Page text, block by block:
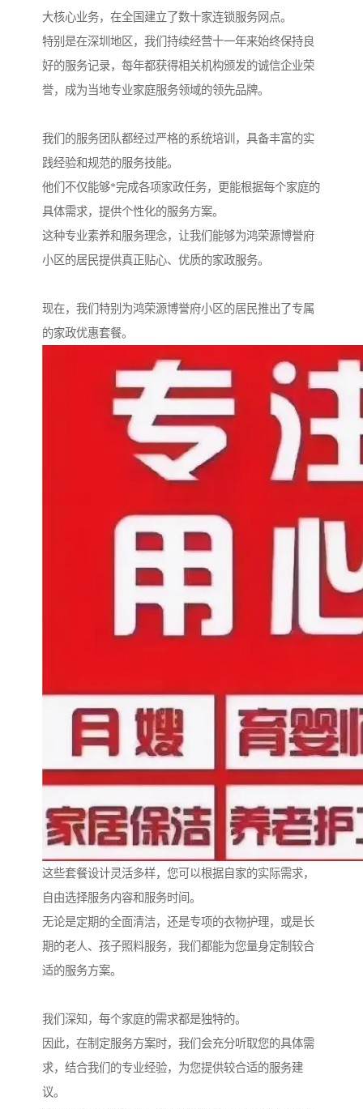
大核心业务，在全国建立了数十家连锁服务网点。
特别是在深圳地区，我们持续经营十一年来始终保持良
好的服务记录，每年都获得相关机构颁发的诚信企业荣
誉，成为当地专业家庭服务领域的领先品牌。
我们的服务团队都经过严格的系统培训，具备丰富的实
践经验和规范的服务技能。
他们不仅能够*完成各项家政任务，更能根据每个家庭的
具体需求，提供个性化的服务方案。
这种专业素养和服务理念，让我们能够为鸿荣源博誉府
小区的居民提供真正贴心、优质的家政服务。
现在，我们特别为鸿荣源博誉府小区的居民推出了专属
的家政优惠套餐。
这些套餐设计灵活多样，您可以根据自家的实际需求，
自由选择服务内容和服务时间。
无论是定期的全面清洁，还是专项的衣物护理，或是长
期的老人、孩子照料服务，我们都能为您量身定制较合
适的服务方案。
我们深知，每个家庭的需求都是独特的。
因此，在制定服务方案时，我们会充分听取您的具体需
求，结合我们的专业经验，为您提供较合适的服务建
议。